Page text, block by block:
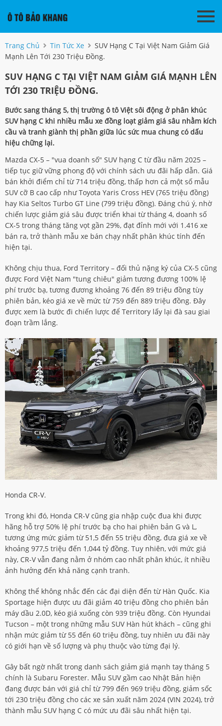
Trang Chủ Tin Tức Xe
SUV Hạng C Tại Việt Nam Giảm Giá
Mạnh Lên Tới 230 Triệu Đồng.
SUV HẠNG C TẠI VIỆT NAM GIẢM GIÁ MẠNH LÊN
TỚI 230 TRIỆU ĐỒNG.
Bước sang tháng 5, thị trường ô tô Việt sôi động ở phân khúc
SUV hạng C khi nhiều mẫu xe đồng loạt giảm giá sâu nhằm kích
cầu và tranh giành thị phần giữa lúc sức mua chung có dấu
hiệu chững lại.
Mazda CX-5 – "vua doanh số" SUV hạng C từ đầu năm 2025 –
tiếp tục giữ vững phong độ với chính sách ưu đãi hấp dẫn. Giá
bán khởi điểm chỉ từ 714 triệu đồng, thấp hơn cả một số mẫu
SUV cỡ B cao cấp như Toyota Yaris Cross HEV (765 triệu đồng)
hay Kia Seltos Turbo GT Line (799 triệu đồng). Đáng chú ý, nhờ
chiến lược giảm giá sâu được triển khai từ tháng 4, doanh số
CX-5 trong tháng tăng vọt gần 29%, đạt đỉnh mới với 1.416 xe
bán ra, trở thành mẫu xe bán chạy nhất phân khúc tính đến
hiện tại.
Không chịu thua, Ford Territory – đối thủ nặng ký của CX-5 cũng
được Ford Việt Nam "tung chiêu" giảm tương đương 100% lệ
phí trước bạ, tương đương khoảng 76 đến 89 triệu đồng tùy
phiên bản, kéo giá xe về mức từ 759 đến 889 triệu đồng. Đây
được xem là bước đi chiến lược để Territory lấy lại đà sau giai
đoạn trầm lắng.
Honda CR-V.
Trong khi đó, Honda CR-V cũng gia nhập cuộc đua khi được
hãng hỗ trợ 50% lệ phí trước bạ cho hai phiên bản G và L,
tương ứng mức giảm từ 51,5 đến 55 triệu đồng, đưa giá xe về
khoảng 977,5 triệu đến 1,044 tỷ đồng. Tuy nhiên, với mức giá
này, CR-V vẫn đang nằm ở nhóm cao nhất phân khúc, ít nhiều
ảnh hưởng đến khả năng cạnh tranh.
Không thể không nhắc đến các đại diện đến từ Hàn Quốc. Kia
Sportage hiện được ưu đãi giảm 40 triệu đồng cho phiên bản
máy dầu 2.0D, kéo giá xuống còn 939 triệu đồng. Còn Hyundai
Tucson – một trong những mẫu SUV Hàn hút khách – cũng ghi
nhận mức giảm từ 55 đến 60 triệu đồng, tuy nhiên ưu đãi này
có giới hạn về số lượng và phụ thuộc vào từng đại lý.
Gây bất ngờ nhất trong danh sách giảm giá mạnh tay tháng 5
chính là Subaru Forester. Mẫu SUV gầm cao Nhật Bản hiện
đang được bán với giá chỉ từ 799 đến 969 triệu đồng, giảm sốc
tới 230 triệu đồng cho các xe sản xuất năm 2024 (VIN 2024), trở
thành mẫu SUV hạng C có mức ưu đãi sâu nhất hiện tại.